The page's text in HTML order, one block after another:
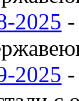
2025
2025